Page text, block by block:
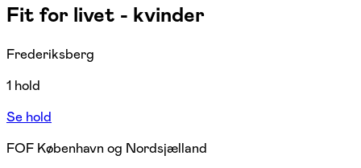
Fit for livet - kvinder
Frederiksberg
1 hold
Se hold
FOF København og Nordsjælland